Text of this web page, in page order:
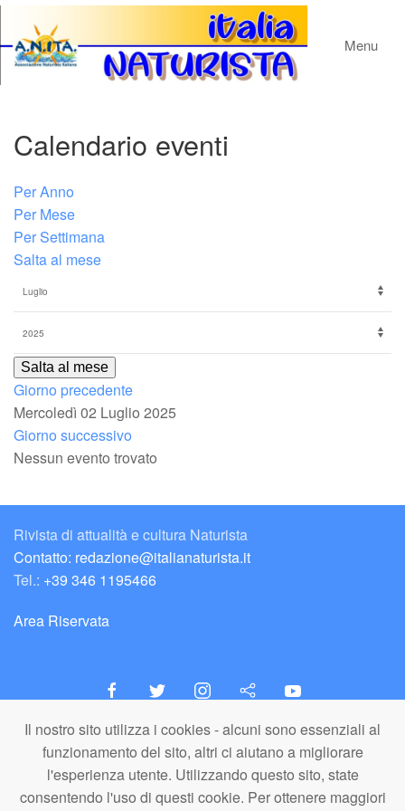
Il nostro sito utilizza i cookies - alcuni sono essenziali al
funzionamento del sito, altri ci aiutano a migliorare
l'esperienza utente. Utilizzando questo sito, state
consentendo l'uso di questi cookie. Per ottenere maggiori
Menu
Calendario eventi
Per Anno
Per Mese
Per Settimana
Salta al mese
Salta al mese
Giorno precedente
Mercoledì 02 Luglio 2025
Giorno successivo
Nessun evento trovato
Rivista di attualità e cultura Naturista
Contatto: redazione@italianaturista.it
Tel.: +39 346 1195466
Area Riservata
italiaNATURISTA
Editore e Redazione
A.N.ITA. Associazione Naturista Italiana (APS)
C.F. 80203710159